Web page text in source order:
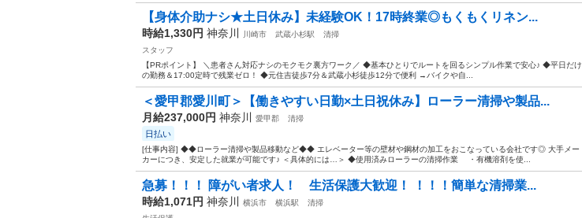
【身体介助ナシ★土日休み】未経験OK！17時終業◎もくもくリネン...
時給1,330円 神奈川 川崎市 武蔵小杉駅
清掃
スタッフ
【PRポイント】 ＼患者さん対応ナシのモクモク裏方ワーク／ ◆基本ひとりでルートを回るシンプル作業で安心♪ ◆平日だけ
の勤務＆17:00定時で残業ゼロ！ ◆元住吉徒歩7分＆武蔵小杉徒歩12分で便利 →バイクや自...
＜愛甲郡愛川町＞【働きやすい日勤×土日祝休み】ローラー清掃や製品...
月給237,000円 神奈川 愛甲郡 清掃
日払い
[仕事内容] ◆◆ローラー清掃や製品移動など◆◆ エレベーター等の壁材や鋼材の加工をおこなっている会社です◎ 大手メー
カーにつき、安定した就業が可能です♪ ＜具体的には…＞ ◆使用済みローラーの清掃作業 ・有機溶剤を使...
急募！！！ 障がい者求人！ 生活保護大歓迎！ ！！！簡単な清掃業...
時給1,071円 神奈川 横浜市 横浜駅
清掃